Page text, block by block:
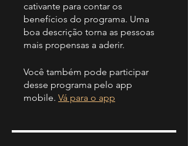
cativante para contar os
benefícios do programa. Uma
boa descrição torna as pessoas
mais propensas a aderir.
Você também pode participar
desse programa pelo app
mobile. Vá para o app